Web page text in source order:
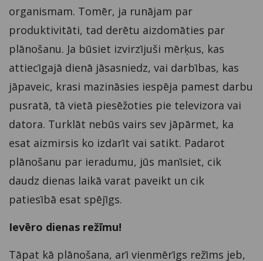
organismam. Tomēr, ja runājam par
produktivitāti, tad derētu aizdomāties par
plānošanu. Ja būsiet izvirzījuši mērķus, kas
attiecīgajā dienā jāsasniedz, vai darbības, kas
jāpaveic, krasi mazināsies iespēja pamest darbu
pusratā, tā vietā piesēžoties pie televizora vai
datora. Turklāt nebūs vairs sev jāpārmet, ka
esat aizmirsis ko izdarīt vai satikt. Padarot
plānošanu par ieradumu, jūs manīsiet, cik
daudz dienas laikā varat paveikt un cik
patiesībā esat spējīgs.
Ievēro dienas režīmu!
Tāpat kā plānošana, arī vienmērīgs režīms jeb,